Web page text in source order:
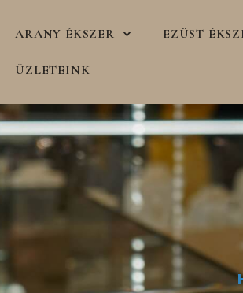
ARANY ÉKSZER EZÜST
ÜZLETEINK